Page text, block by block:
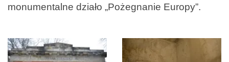
monumentalne działo „Pożegnanie Europy”.